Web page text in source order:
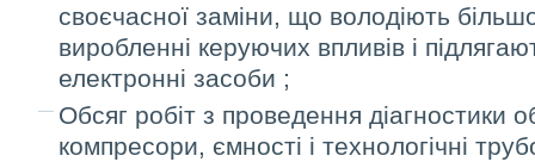
своєчасної заміни, що володіють
виробленні керуючих впливів і
електронні засоби ;
Обсяг робіт з проведення діагностики
компресори, ємності і технологічні